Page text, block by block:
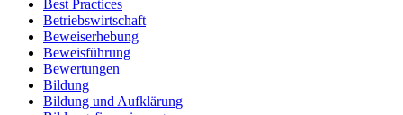
Best Practices
Betriebswirtschaft
Beweiserhebung
Beweisführung
Bewertungen
Bildung
Bildung und Aufklärung